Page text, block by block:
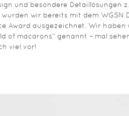
und besondere Detaillösungen
wir bereits mit dem WGSN
Award ausgezeichnet. Wir
of macarons“ genannt – mal
viel vor!